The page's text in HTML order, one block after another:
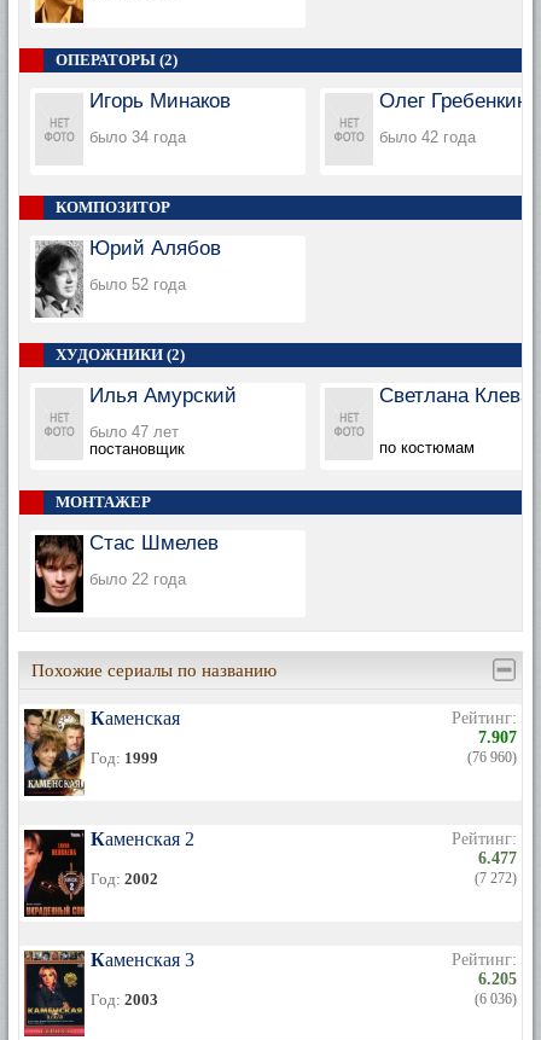
ОПЕРАТОРЫ (2)
Игорь Минаков
было 34 года
Олег Гребенкин
было 42 года
КОМПОЗИТОР
Юрий Алябов
было 52 года
ХУДОЖНИКИ (2)
Илья Амурский
было 47 лет
постановщик
Светлана
по костюмам
МОНТАЖЕР
Стас Шмелев
было 22 года
Похожие сериалы по названию
Каменская
Год: 1999
Рейтинг:
7.907
(76 960)
Каменская 2
Год: 2002
Рейтинг:
6.477
(7 272)
Каменская 3
Год: 2003
Рейтинг:
6.205
(6 036)